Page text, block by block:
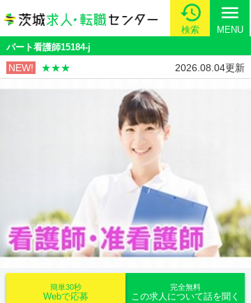
検索
menu
MENU
パート看護師15184-j
NEW! ★★★ 2026.08.04更新
完全無料
この求人について話を聞く
簡単30秒
Webで応募